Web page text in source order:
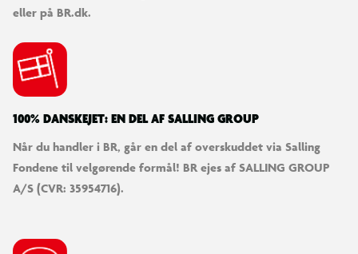
eller på BR.dk.
100% DANSKEJET: EN DEL AF SALLING GROUP
Når du handler i BR, går en del af overskuddet via Salling
Fondene til velgørende formål! BR ejes af SALLING GROUP
A/S (CVR: 35954716).